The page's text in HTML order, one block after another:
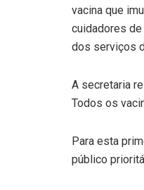
vacina que
cuidadores
dos serviços
A secretaria
Todos os
Para esta
público